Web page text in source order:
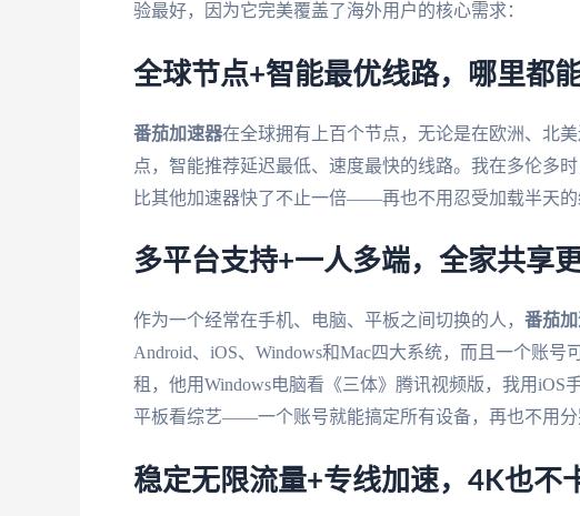
验最好，因为它完美覆盖了海外用户的核心需求：
全球节点+智能最优线路，哪里都
番茄加速器在全球拥有上百个节点，无论是在欧洲、北
点，智能推荐延迟最低、速度最快的线路。我在多伦多
比其他加速器快了不止一倍——再也不用忍受加载半天的
多平台支持+一人多端，全家共享
作为一个经常在手机、电脑、平板之间切换的人， 番茄
Android、iOS、Windows和Mac四大系统，而且一个账
租，他用Windows电脑看《三体》腾讯视频版，我用iOS
平板看综艺——一个账号就能搞定所有设备，再也不用分
稳定无限流量+专线加速，4K也不